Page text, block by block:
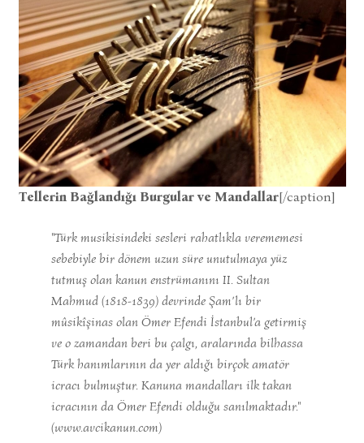
Tellerin Bağlandığı Burgular ve Mandallar[/caption]
"Türk musikisindeki sesleri rahatlıkla verememesi
sebebiyle bir dönem uzun süre unutulmaya yüz
tutmuş olan kanun enstrümanını II. Sultan
Mahmud (1818-1839) devrinde Şam’lı bir
mûsikîşinas olan Ömer Efendi İstanbul’a getirmiş
ve o zamandan beri bu çalgı, aralarında bilhassa
Türk hanımlarının da yer aldığı birçok amatör
icracı bulmuştur. Kanuna mandalları ilk takan
icracının da Ömer Efendi olduğu sanılmaktadır."
(www.avcikanun.com)